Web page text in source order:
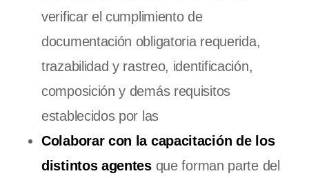
verificar el cumplimiento de
documentación obligatoria requerida,
trazabilidad y rastreo, identificación,
composición y demás requisitos
establecidos por las
Colaborar con la capacitación de los
distintos agentesque forman parte del